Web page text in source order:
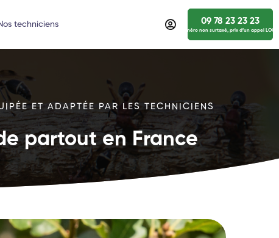
techniciens 09 78 23 23 23
numéro non surtaxé, prix d’un appel
ET ADAPTÉE PAR LES TECHNICIENS
partout en France